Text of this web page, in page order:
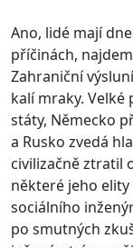
Ano, lidé mají
příčinách,
Zahraniční
kalí mraky. Velké
státy, Německo
a Rusko zvedá
civilizačně ztratil
některé jeho
sociálního
po smutných